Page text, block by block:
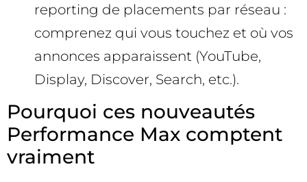
reporting de placements par réseau :
comprenez qui vous touchez et où vos
annonces apparaissent (YouTube,
Display, Discover, Search, etc.).
Pourquoi ces nouveautés
Performance Max comptent
vraiment